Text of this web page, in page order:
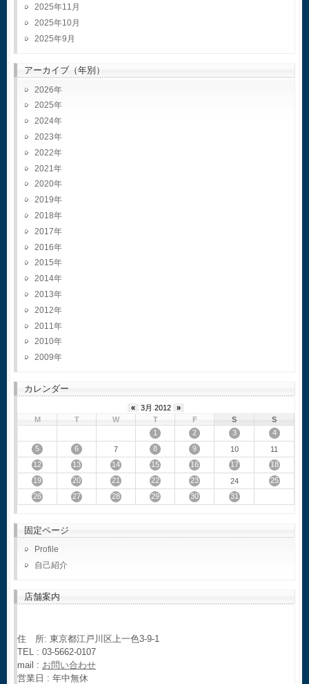
2025年11月
2025年10月
2025年9月
アーカイブ（年別）
2026
2025
2024
2023
2022
2021
2020
2019
2018
2017
2016
2015
2014
2013
2012
2011
2010
2009
カレンダー
« 3月 2012
»
M
T W T F S
S
1
2 3
4
5
6 7 8 9 10
11
12
13 14 15 16 17
18
19
20 21 22 23 24
25
26
27 28 29 30 31
固定ページ
Profile
自己紹介
店舗案内
住 所: 東京都江戸川区上一色3-9-1
TEL : 03-5662-0107
mail : お問い合わせ
営業日 : 年中無休